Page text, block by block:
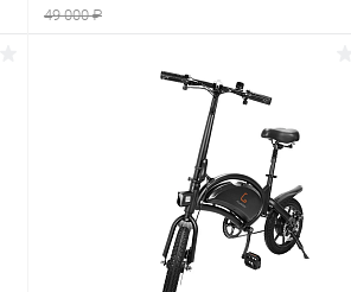
49 000 ₽
В корзину
В наличии